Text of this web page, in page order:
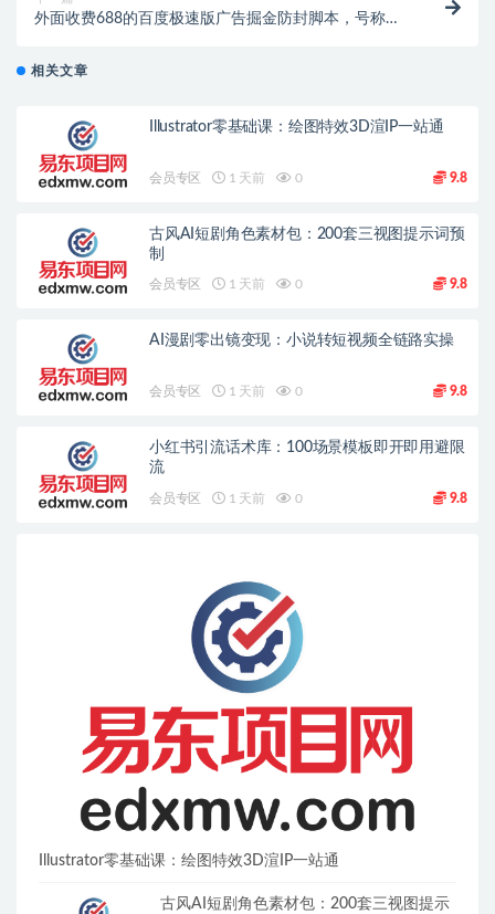
外面收费688的百度极速版广告掘金防封脚本，号称单
相关文章
Illustrator零基础课：绘图特效3D渲IP一站通
会员专区 1 天前 0 9.8
古风AI短剧角色素材包：200套三视图提示词预
制
会员专区 1 天前 0 9.8
AI漫剧零出镜变现：小说转短视频全链路实操
会员专区 1 天前 0 9.8
小红书引流话术库：100场景模板即开即用避限
流
会员专区 1 天前 0 9.8
Illustrator零基础课：绘图特效3D渲IP一站通
古风AI短剧角色素材包：200套三视图提示